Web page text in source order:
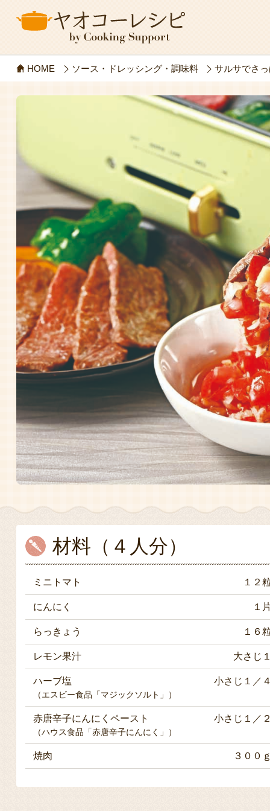
HOME ソース・ドレッシング・調味料 サルサでさ
材料（４人分）
ミニトマト １２
にんにく １
らっきょう １６
レモン果汁 大さじ
ハーブ塩 小さじ１／
（エスビー食品「マジックソルト」）
赤唐辛子にんにくペースト 小さじ１／
（ハウス食品「赤唐辛子にんにく」）
焼肉 ３００